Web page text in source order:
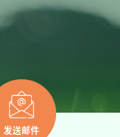
发送邮件